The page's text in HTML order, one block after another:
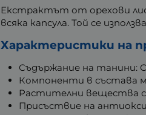
Екстрактът от орехови
всяка капсула. Той се
Характеристики на
Съдържание на танини:
Компоненти в състава
Растителни вещества с
Присъствие на